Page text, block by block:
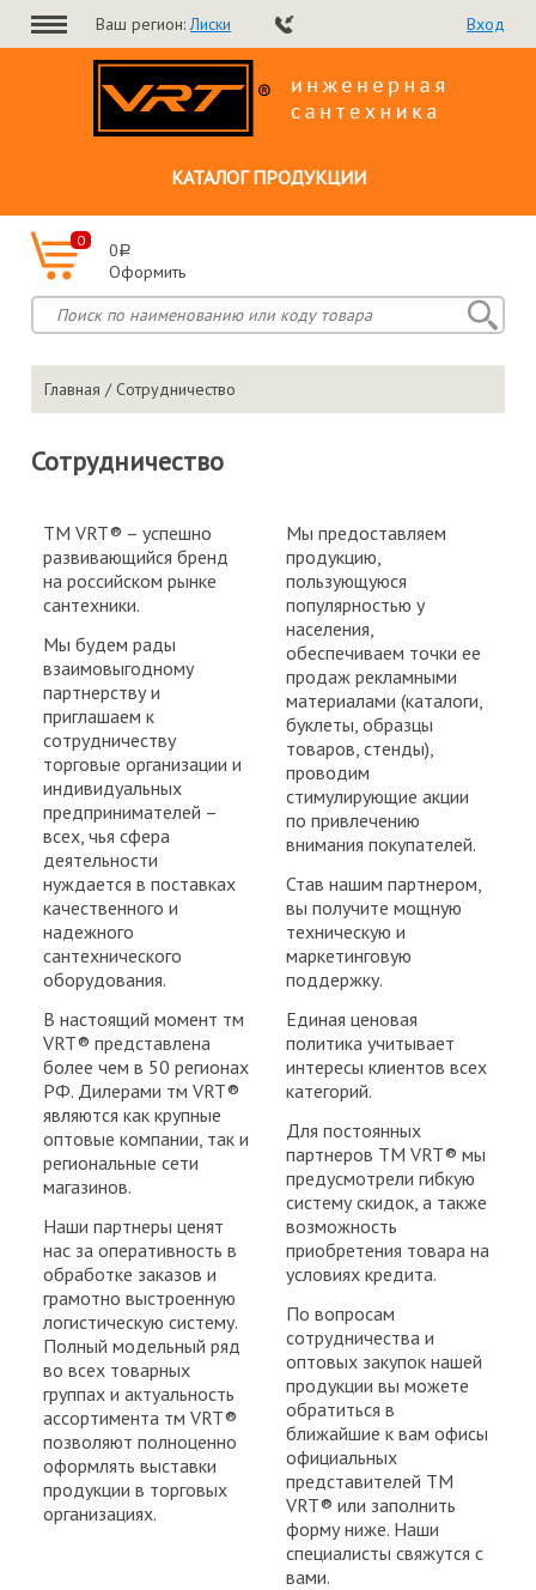
Ваш регион:Лиски Вход
КАТАЛОГ ПРОДУКЦИИ
0 0a
Оформить
Главная / Сотрудничество
Сотрудничество
ТМ VRT® – успешно
развивающийся бренд
на российском рынке
сантехники.
Мы будем рады
взаимовыгодному
партнерству и
приглашаем к
сотрудничеству
торговые организации и
индивидуальных
предпринимателей –
всех, чья сфера
деятельности
нуждается в поставках
качественного и
надежного
сантехнического
оборудования.
В настоящий момент тм
VRT® представлена
более чем в 50 регионах
РФ. Дилерами тм VRT®
являются как крупные
оптовые компании, так и
региональные сети
магазинов.
Наши партнеры ценят
нас за оперативность в
обработке заказов и
грамотно выстроенную
логистическую систему.
Полный модельный ряд
во всех товарных
группах и актуальность
ассортимента тм VRT®
позволяют полноценно
оформлять выставки
продукции в торговых
организациях.
Мы предоставляем
продукцию,
пользующуюся
популярностью у
населения,
обеспечиваем точки ее
продаж рекламными
материалами (каталоги,
буклеты, образцы
товаров, стенды),
проводим
стимулирующие акции
по привлечению
внимания покупателей.
Став нашим партнером,
вы получите мощную
техническую и
маркетинговую
поддержку.
Единая ценовая
политика учитывает
интересы клиентов всех
категорий.
Для постоянных
партнеров ТМ VRT® мы
предусмотрели гибкую
систему скидок, а также
возможность
приобретения товара на
условиях кредита.
По вопросам
сотрудничества и
оптовых закупок нашей
продукции вы можете
обратиться в
ближайшие к вам офисы
официальных
представителей ТМ
VRT® или заполнить
форму ниже. Наши
специалисты свяжутся с
вами.